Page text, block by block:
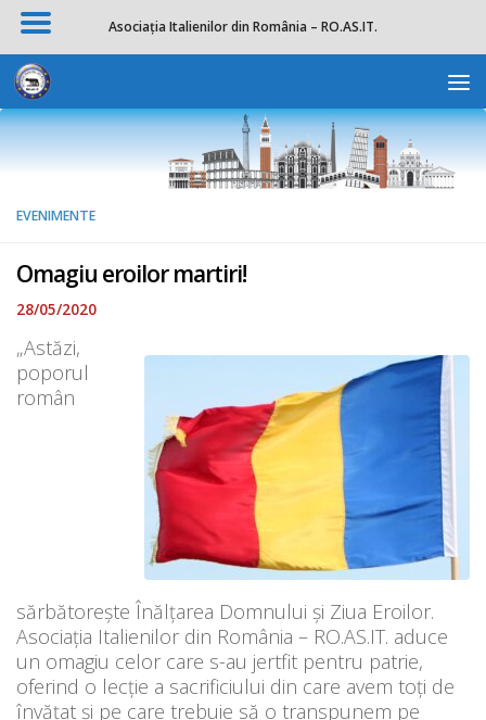
Skip to content
EVENIMENTE
Omagiu eroilor martiri!
28/05/2020
„Astăzi,
poporul
român
sărbătorește Înălțarea Domnului și Ziua Eroilor.
Asociația Italienilor din România – RO.AS.IT. aduce
un omagiu celor care s-au jertfit pentru patrie,
oferind o lecţie a sacrificiului din care avem toți de
învățat și pe care trebuie să o transpunem pe
Asociația Italienilor din România – RO.AS.IT.